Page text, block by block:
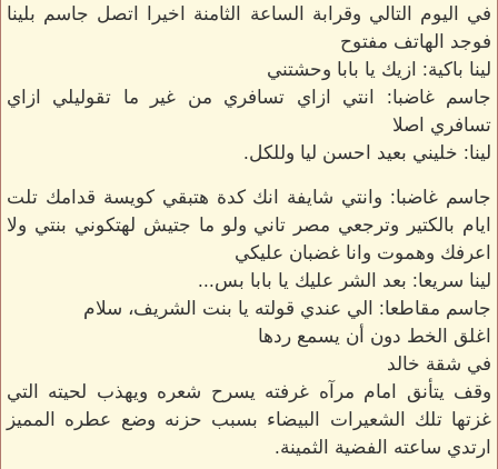
في اليوم التالي وقرابة الساعة الثامنة اخيرا اتصل جاسم بلينا
فوجد الهاتف مفتوح
لينا باكية: ازيك يا بابا وحشتني
جاسم غاضبا: انتي ازاي تسافري من غير ما تقوليلي ازاي
تسافري اصلا
لينا: خليني بعيد احسن ليا وللكل.
جاسم غاضبا: وانتي شايفة انك كدة هتبقي كويسة قدامك تلت
ايام بالكتير وترجعي مصر تاني ولو ما جتيش لهتكوني بنتي ولا
اعرفك وهموت وانا غضبان عليكي
لينا سريعا: بعد الشر عليك يا بابا بس...
جاسم مقاطعا: الي عندي قولته يا بنت الشريف، سلام
اغلق الخط دون أن يسمع ردها
في شقة خالد
وقف يتأنق امام مرآه غرفته يسرح شعره ويهذب لحيته التي
غزتها تلك الشعيرات البيضاء بسبب حزنه وضع عطره المميز
ارتدي ساعته الفضية الثمينة.